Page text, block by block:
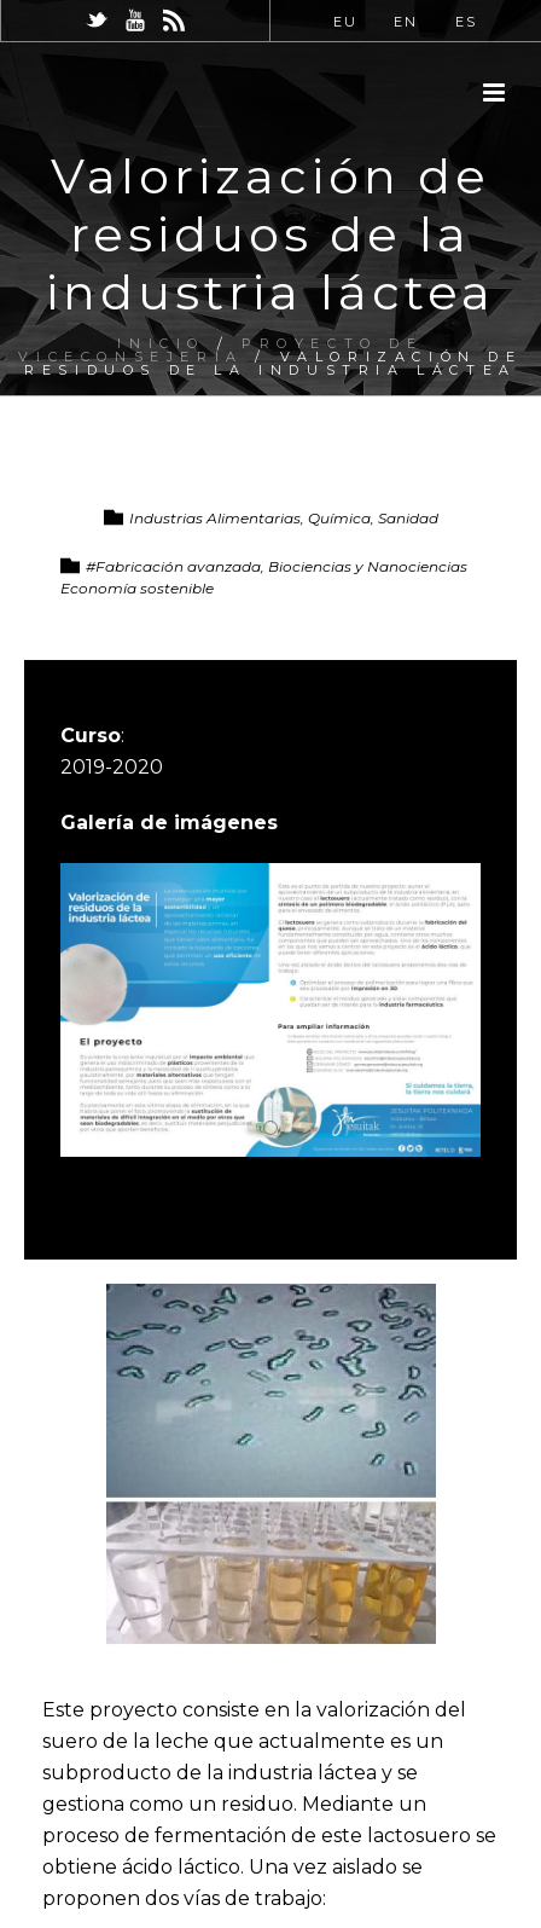
EU EN ES
Valorización de
residuos de la
industria láctea
INICIO / PROYECTO DE
VICECONSEJERÍA / VALORIZACIÓN DE
RESIDUOS DE LA INDUSTRIA LÁCTEA
Industrias Alimentarias, Química, Sanidad
#Fabricación avanzada, Biociencias y Nanociencias
Economía sostenible
Curso:
2019-2020
Galería de imágenes
Este proyecto consiste en la valorización del
suero de la leche que actualmente es un
subproducto de la industria láctea y se
gestiona como un residuo. Mediante un
proceso de fermentación de este lactosuero se
obtiene ácido láctico. Una vez aislado se
proponen dos vías de trabajo: